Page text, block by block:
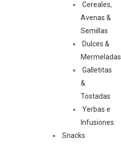
Cereales,
Avenas &
Semillas
Dulces &
Mermeladas
Galletitas
&
Tostadas
Yerbas e
Infusiones
Snacks